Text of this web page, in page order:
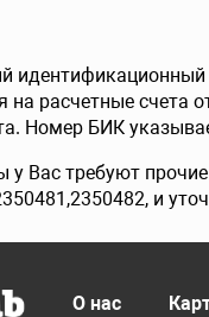
идентификационный
на расчетные
Номер БИК
у Вас требуют
и
О нас